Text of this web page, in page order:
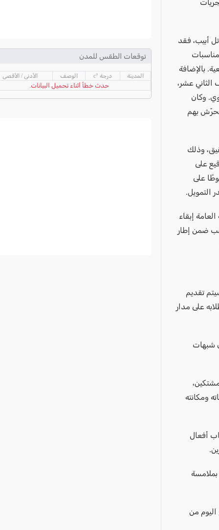
على مجريات
أبيب، فقد
في مناسبات
بالإضافة
الصف الثاني عشر،
وكان
بهم
وذلك
على
على
التمويل.
إبقاء
ضمن إطار
تقديم
على مدار
شبهات
ومكانته
أفعال
بملامسة
من
توقعات الطقس للمدن
المدينة درجة °c الوصف الأدنى / الأقصى
حدث خطأ أثناء تحميل البيانات.